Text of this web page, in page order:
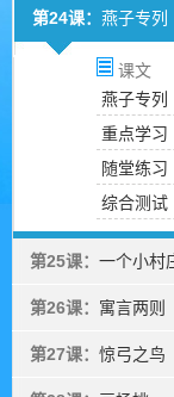
第24课： 燕子专列
课文
燕子专列
重点学习
随堂练习
综合测试
第25课： 一个小村
第26课： 寓言两则
第27课： 惊弓之鸟